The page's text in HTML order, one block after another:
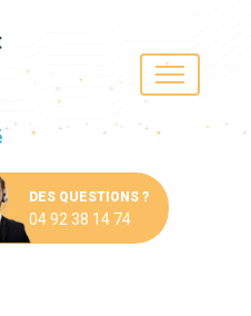
DES QUESTIONS ?
04 92 38 14 74